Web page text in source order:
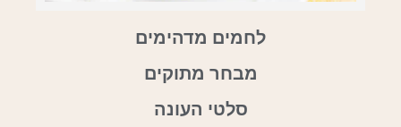
לחמים מדהימים
מבחר מתוקים
סלטי העונה